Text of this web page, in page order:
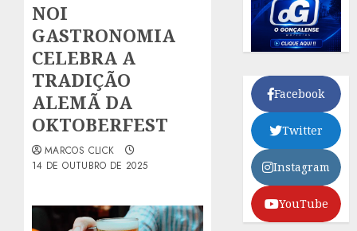
NOI
GASTRONOMIA
CELEBRA A
TRADIÇÃO
ALEMÃ DA
OKTOBERFEST
MARCOS CLICK
14 DE OUTUBRO DE 2025
Facebook
Twitter
Instagram
YouTube